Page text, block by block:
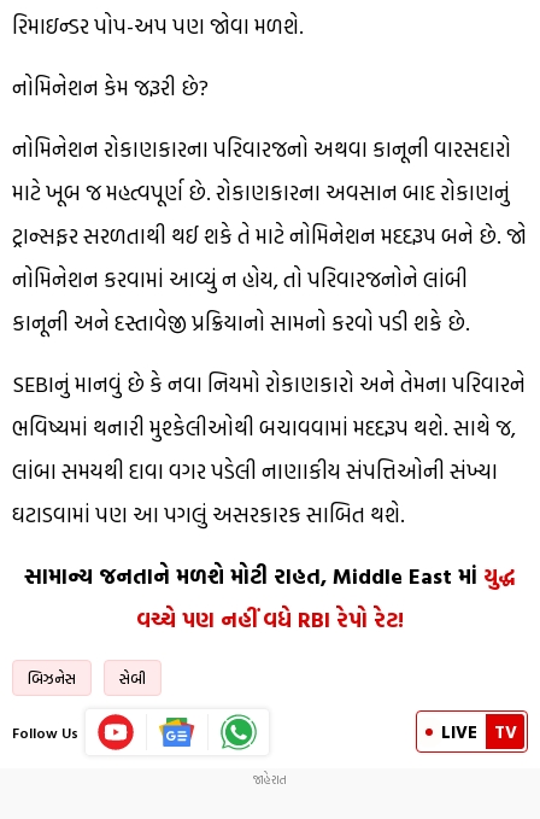
રિમાઇન્ડર પોપ-અપ પણ જોવા મળશે.
નોમિનેશન કેમ જરૂરી છે?
નોમિનેશન રોકાણકારના પરિવારજનો અથવા કાનૂની વારસદારો
માટે ખૂબ જ મહત્વપૂર્ણ છે. રોકાણકારના અવસાન બાદ રોકાણનું
ટ્રાન્સફર સરળતાથી થઈ શકે તે માટે નોમિનેશન મદદરૂપ બને છે. જો
નોમિનેશન કરવામાં આવ્યું ન હોય, તો પરિવારજનોને લાંબી
કાનૂની અને દસ્તાવેજી પ્રક્રિયાનો સામનો કરવો પડી શકે છે.
SEBIનું માનવું છે કે નવા નિયમો રોકાણકારો અને તેમના પરિવારને
ભવિષ્યમાં થનારી મુશ્કેલીઓથી બચાવવામાં મદદરૂપ થશે. સાથે જ,
લાંબા સમયથી દાવા વગર પડેલી નાણાકીય સંપત્તિઓની સંખ્યા
ઘટાડવામાં પણ આ પગલું અસરકારક સાબિત થશે.
સામાન્ય જનતાને મળશે મોટી રાહત, Middle East માં યુદ્ધ
વચ્ચે પણ નહીં વધે RBI રેપો રેટ!
બિઝનેસ સેબી
Follow Us LIVE TV